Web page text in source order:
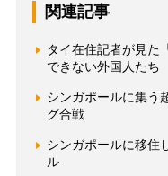
関連記事
タイ在住記者が見
できない外国人たち
シンガポールに集う
グ合戦
シンガポールに移住
ル